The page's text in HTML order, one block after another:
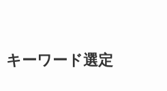
キーワード選定